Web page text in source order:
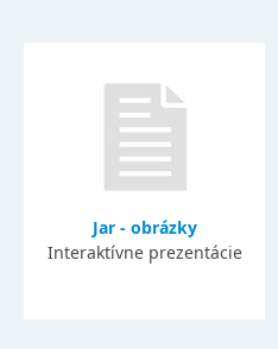
Jar - obrázky
Interaktívne prezentácie